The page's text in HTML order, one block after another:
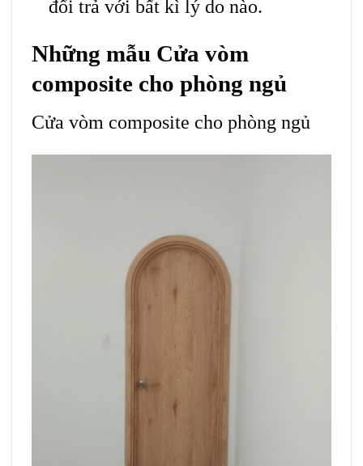
đổi trả với bất kì lý do nào.
Những mẫu Cửa vòm
composite cho phòng ngủ
Cửa vòm composite cho phòng ngủ